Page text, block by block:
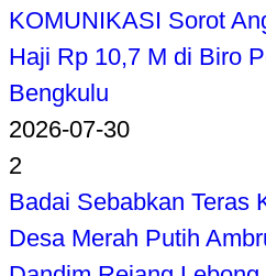
KOMUNIKASI Sorot
Haji Rp 10,7 M di Biro
Bengkulu
2026-07-30
2
Badai Sebabkan Teras
Desa Merah Putih